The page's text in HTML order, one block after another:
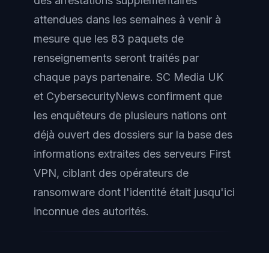
attendues dans les semaines à venir à
mesure que les 83 paquets de
renseignements seront traités par
chaque pays partenaire. SC Media UK
et CybersecurityNews confirment que
les enquêteurs de plusieurs nations ont
déjà ouvert des dossiers sur la base des
informations extraites des serveurs First
VPN, ciblant des opérateurs de
ransomware dont l'identité était jusqu'ici
inconnue des autorités.